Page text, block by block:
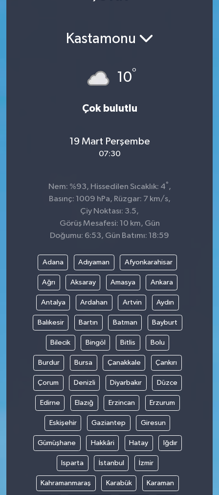
Kastamonu
10°
Çok bulutlu
19 Mart Perşembe
07:30
Nem: %93, Hissedilen Sıcaklık: 4° ,
Basınç: 1009 hPa, Rüzgar: 7 km/s,
Çiy Noktası: 3.5,
Görüş Mesafesi: 10 km, Gün
Doğumu: 6:53, Gün Batımı: 18:59
Adana Adıyaman Afyonkarahisar
Ağrı Aksaray Amasya Ankara
Antalya Ardahan Artvin Aydın
Balıkesir Bartın Batman Bayburt
Bilecik Bingöl Bitlis Bolu
Burdur Bursa Çanakkale Çankırı
Çorum Denizli Diyarbakır Düzce
Edirne Elazığ Erzincan Erzurum
Eskişehir Gaziantep Giresun
Gümüşhane Hakkâri Hatay Iğdır
Isparta İstanbul İzmir
Kahramanmaraş Karabük Karaman